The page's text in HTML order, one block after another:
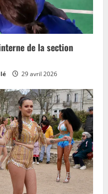
de la section
29 avril 2026